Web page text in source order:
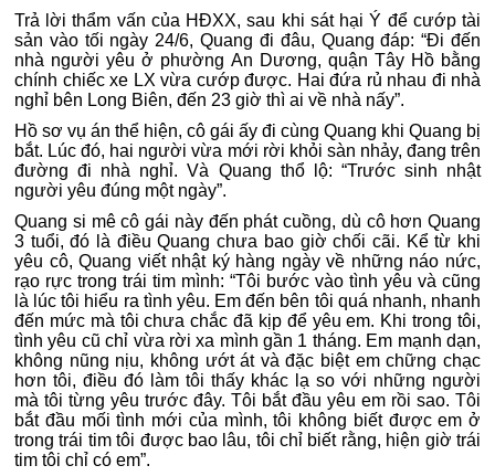
Trả lời thẩm vấn của HĐXX, sau khi sát hại Ý để cướp tài
sản vào tối ngày 24/6, Quang đi đâu, Quang đáp: “Đi đến
nhà người yêu ở phường An Dương, quận Tây Hồ bằng
chính chiếc xe LX vừa cướp được. Hai đứa rủ nhau đi nhà
nghỉ bên Long Biên, đến 23 giờ thì ai về nhà nấy”.
Hồ sơ vụ án thể hiện, cô gái ấy đi cùng Quang khi Quang bị
bắt. Lúc đó, hai người vừa mới rời khỏi sàn nhảy, đang trên
đường đi nhà nghỉ. Và Quang thổ lộ: “Trước sinh nhật
người yêu đúng một ngày”.
Quang si mê cô gái này đến phát cuồng, dù cô hơn Quang
3 tuổi, đó là điều Quang chưa bao giờ chối cãi. Kể từ khi
yêu cô, Quang viết nhật ký hàng ngày về những náo nức,
rạo rực trong trái tim mình: “Tôi bước vào tình yêu và cũng
là lúc tôi hiểu ra tình yêu. Em đến bên tôi quá nhanh, nhanh
đến mức mà tôi chưa chắc đã kịp để yêu em. Khi trong tôi,
tình yêu cũ chỉ vừa rời xa mình gần 1 tháng. Em mạnh dạn,
không nũng nịu, không ướt át và đặc biệt em chững chạc
hơn tôi, điều đó làm tôi thấy khác lạ so với những người
mà tôi từng yêu trước đây. Tôi bắt đầu yêu em rồi sao. Tôi
bắt đầu mối tình mới của mình, tôi không biết được em ở
trong trái tim tôi được bao lâu, tôi chỉ biết rằng, hiện giờ trái
tim tôi chỉ có em”.